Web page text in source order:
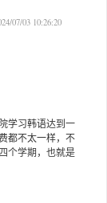
07/03 10:26:20
学习韩语达到一
都不太一样，不
个学期，也就是